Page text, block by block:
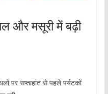
और मसूरी में बढ़ी
पर सप्ताहांत से पहले पर्यटकों